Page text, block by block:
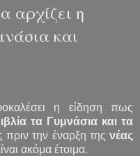
αρχίζει η
και
η είδηση πως
τα Γυμνάσια και τα
την έναρξη της νέας
ακόμα έτοιμα.